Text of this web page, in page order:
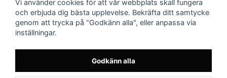
Lådritning
Om oss
Vi använder cookies för att vår webbplats skall fungera
och erbjuda dig bästa upplevelse. Bekräfta ditt samtycke
genom att trycka på "Godkänn alla", eller anpassa via
inställningar.
Godkänn alla